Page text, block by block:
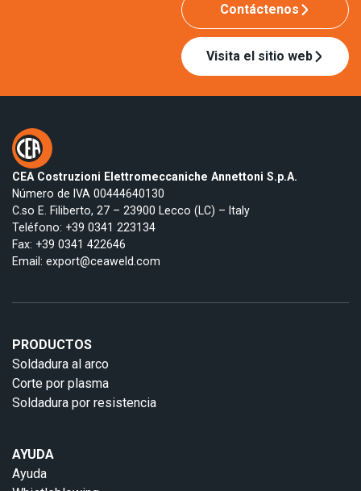
Contáctenos
Visita el sitio web
CEA Costruzioni Elettromeccaniche Annettoni S.p.A.
Número de IVA 00444640130
C.so E. Filiberto, 27 – 23900 Lecco (LC) – Italy
Teléfono: +39 0341 223134
Fax: +39 0341 422646
Email: export@ceaweld.com
PRODUCTOS
Soldadura al arco
Corte por plasma
Soldadura por resistencia
AYUDA
Ayuda